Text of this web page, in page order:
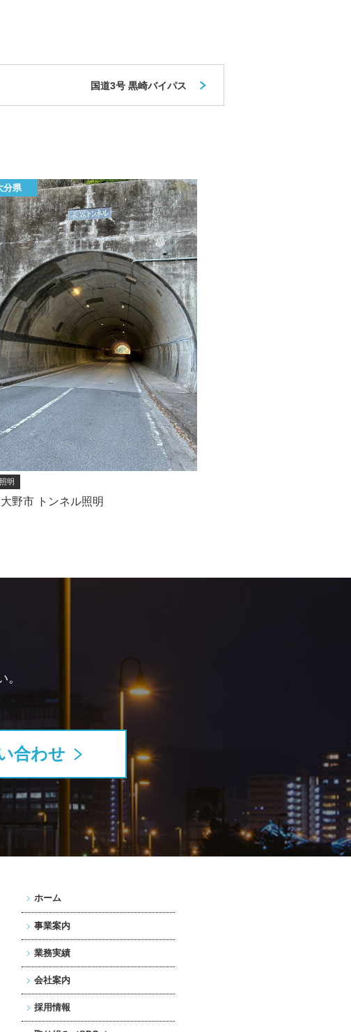
国道3号 黒崎バイパス
分県
明
野市 トンネル照明
合わせ
ホーム
事業案内
業務実績
会社案内
採用情報